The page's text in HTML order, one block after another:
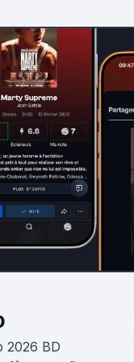
2026 BD